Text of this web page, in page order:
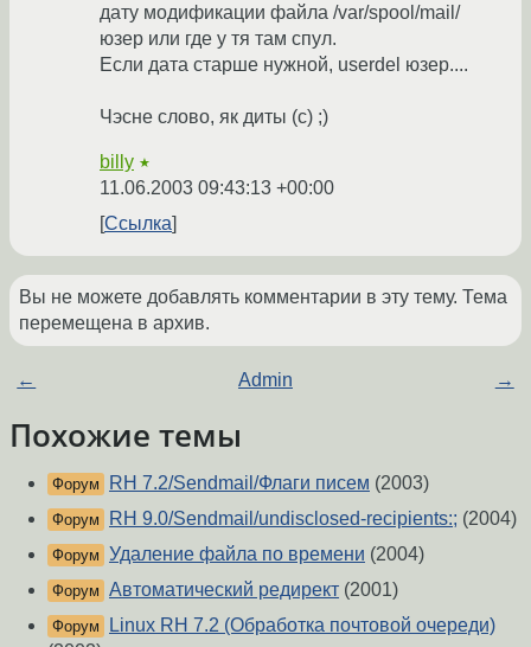
дату модификации файла /var/spool/mail/
юзер или где у тя там спул.
Если дата старше нужной, userdel юзер....
Чэсне слово, як диты (с) ;)
billy ★
11.06.2003 09:43:13 +00:00
Ссылка
Вы не можете добавлять комментарии в эту тему. Тема
перемещена в архив.
← Admin →
Похожие темы
Форум RH 7.2/Sendmail/Флаги писем (2003)
Форум RH 9.0/Sendmail/undisclosed-recipients:; (2004)
Форум Удаление файла по времени (2004)
Форум Автоматический редирект (2001)
Форум
Linux RH 7.2 (Обработка почтовой очереди)